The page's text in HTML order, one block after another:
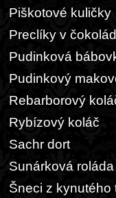
Piškotové kuličky
Preclíky v
Pudinková
Pudinkový
Rebarborový
Rybízový koláč
Sachr dort
Sunárková roláda
Šneci z kynutého